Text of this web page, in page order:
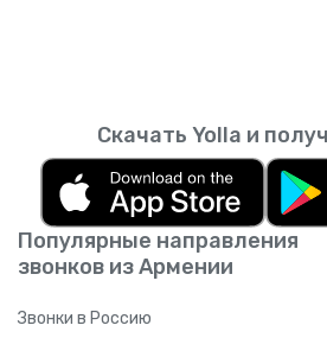
Популярные направления
звонков из Армении
Звонки в Россию
Скачать Yolla и